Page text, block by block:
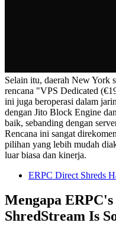
Selain itu, daerah New York
rencana "VPS Dedicated
ini juga beroperasi dalam
dengan Jito Block Engine
baik, sebanding dengan
Rencana ini sangat
pilihan yang lebih mudah
luar biasa dan kinerja.
ERPC Direct Shreds
Mengapa
ShredStream Is